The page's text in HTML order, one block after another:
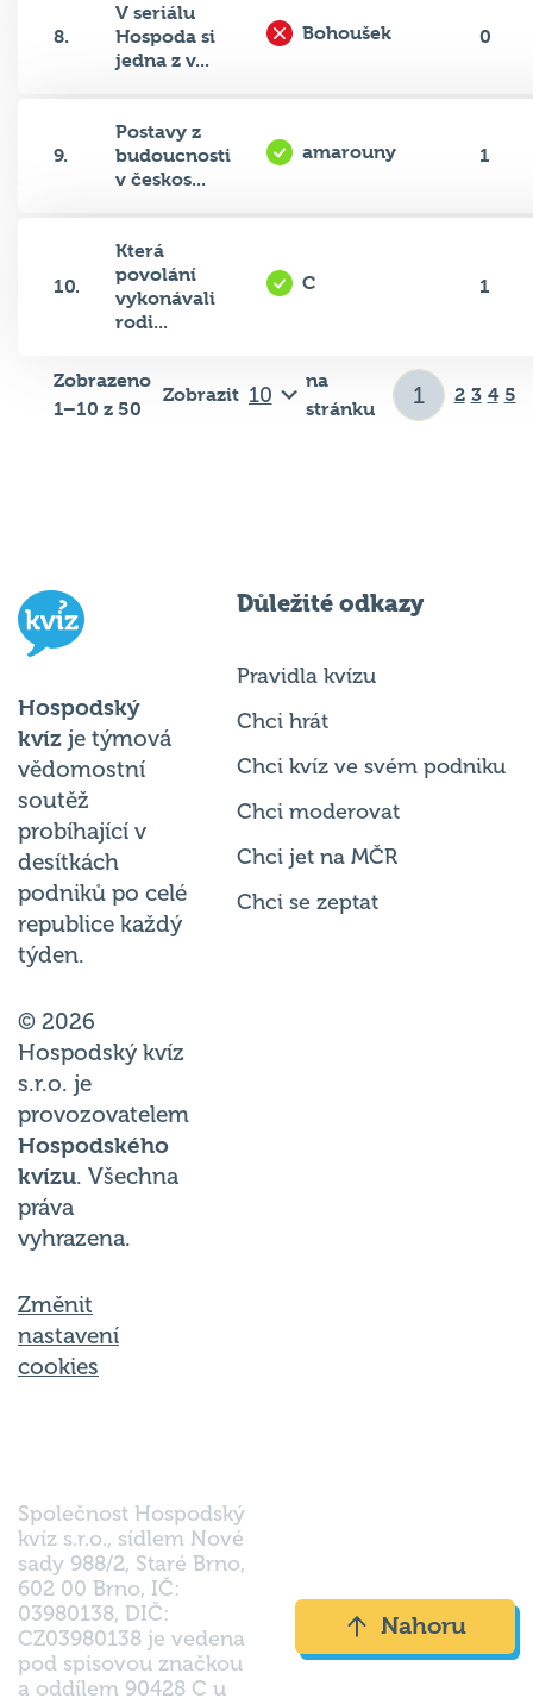
8.
V seriálu
Hospoda si
jedna z v...
Bohoušek 0
9.
Postavy z
budoucnosti
v českos...
amarouny 1
10.
Která
povolání
vykonávali
rodi...
C 1
Zobrazeno
1–10 z 50
Zobrazit
na
stránku
2 3 4 5
Hospodský
kvíz je týmová
vědomostní
soutěž
probíhající v
desítkách
podniků po celé
republice každý
týden.
© 2026
Hospodský kvíz
s.r.o. je
provozovatelem
Hospodského
kvízu. Všechna
práva
vyhrazena.
Změnit
nastavení
cookies
Důležité odkazy
Pravidla kvízu
Chci hrát
Chci kvíz ve svém podniku
Chci moderovat
Chci jet na MČR
Chci se zeptat
Společnost Hospodský
kvíz s.r.o., sídlem Nové
sady 988/2, Staré Brno,
602 00 Brno, IČ:
03980138, DIČ:
CZ03980138 je vedena
pod spisovou značkou
a oddílem 90428 C u
Nahoru